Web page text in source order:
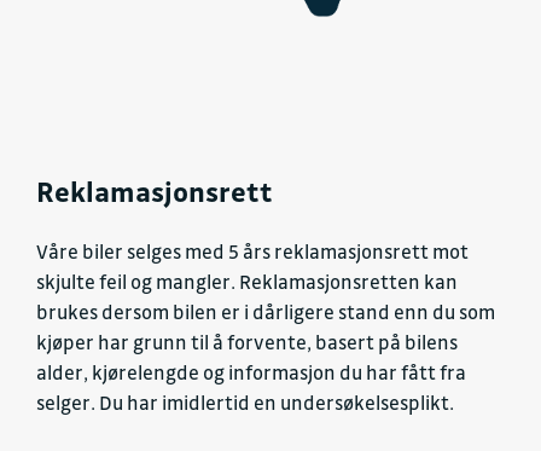
Reklamasjonsrett
Våre biler selges med 5 års reklamasjonsrett mot
skjulte feil og mangler. Reklamasjonsretten kan
brukes dersom bilen er i dårligere stand enn du som
kjøper har grunn til å forvente, basert på bilens
alder, kjørelengde og informasjon du har fått fra
selger. Du har imidlertid en undersøkelsesplikt.